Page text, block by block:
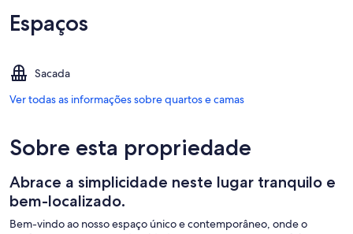
Espaços
Sacada
Ver todas as informações sobre quartos e camas
Sobre esta propriedade
Abrace a simplicidade neste lugar tranquilo e
bem-localizado.
Bem-vindo ao nosso espaço único e contemporâneo, onde o